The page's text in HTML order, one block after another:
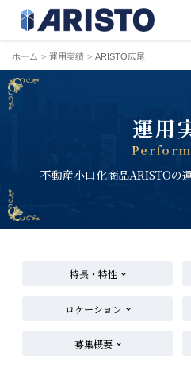
ホーム 運用実績 ARISTO広尾
運用
不動産小口化商品ARISTOの
特長・特性
ロケーション
募集概要